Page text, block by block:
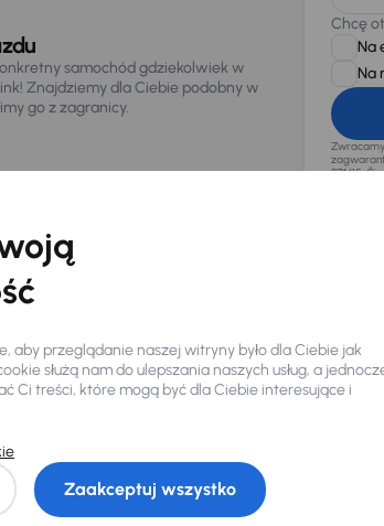
samochód gdziekolwiek w
Znajdziemy dla Ciebie podobny w
go z zagranicy.
Chcę
Na
Na
874/15,
pojazdówkażdego dnia.
aby przeglądanie naszej witryny było dla Ciebie jak
służą nam do ulepszania naszych usług, a
Ci treści, które mogą być dla Ciebie interesujące i
Zaakceptuj wszystko